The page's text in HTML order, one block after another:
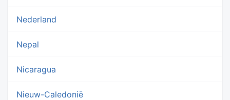
Nederland
Nepal
Nicaragua
Nieuw-Caledonië